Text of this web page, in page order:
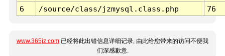
6
/source/class/jzmysql.class.php 76
www.365jz.com 已经将此出错信息详细记录, 由此给您带来的访问不便我
们深感歉意.